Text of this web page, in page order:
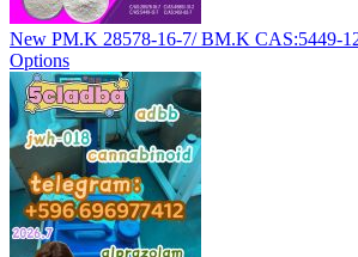
New PM.K 28578-16-7/ BM.K CAS:5449-
Options